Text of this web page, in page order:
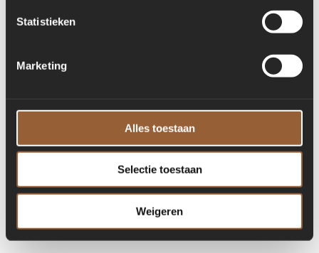
Statistieken
Marketing
Alles toestaan
Selectie toestaan
Weigeren